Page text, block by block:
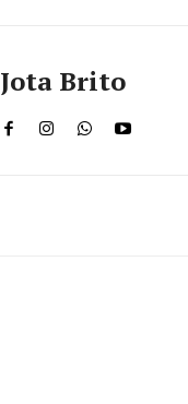
Jota Brito